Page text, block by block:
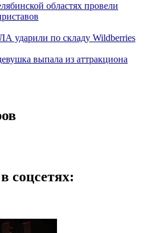
областях провели
ударили по складу Wildberries
выпала из аттракциона
соцсетях: